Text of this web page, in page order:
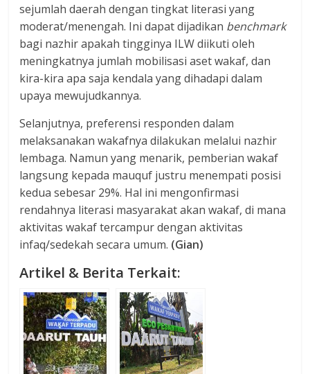
sejumlah daerah dengan tingkat literasi yang
moderat/menengah. Ini dapat dijadikan benchmark
bagi nazhir apakah tingginya ILW diikuti oleh
meningkatnya jumlah mobilisasi aset wakaf, dan
kira-kira apa saja kendala yang dihadapi dalam
upaya mewujudkannya.
Selanjutnya, preferensi responden dalam
melaksanakan wakafnya dilakukan melalui nazhir
lembaga. Namun yang menarik, pemberian wakaf
langsung kepada mauquf justru menempati posisi
kedua sebesar 29%. Hal ini mengonfirmasi
rendahnya literasi masyarakat akan wakaf, di mana
aktivitas wakaf tercampur dengan aktivitas
infaq/sedekah secara umum. (Gian)
Artikel & Berita Terkait: